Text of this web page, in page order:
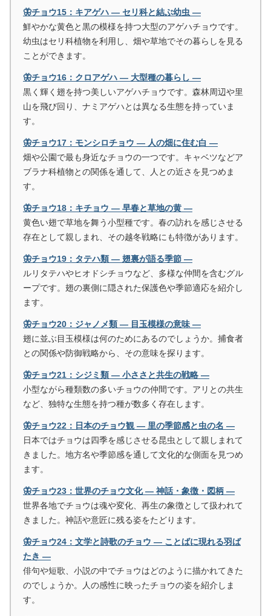
🦋チョウ15：キアゲハ ― セリ科と結ぶ幼虫 ―
鮮やかな黄色と黒の模様を持つ大型のアゲハチョウです。
幼虫はセリ科植物を利用し、畑や草地でその暮らしを見る
ことができます。
🦋チョウ16：クロアゲハ ― 大型種の暮らし ―
黒く輝く翅を持つ美しいアゲハチョウです。森林周辺や里
山を飛び回り、ナミアゲハとは異なる生態を持っていま
す。
🦋チョウ17：モンシロチョウ ― 人の畑に住む白 ―
畑や公園で最も身近なチョウの一つです。キャベツなどア
ブラナ科植物との関係を通して、人との近さを見つめま
す。
🦋チョウ18：キチョウ ― 早春と草地の黄 ―
黄色い翅で草地を舞う小型種です。春の訪れを感じさせる
存在として親しまれ、その越冬戦略にも特徴があります。
🦋チョウ19：タテハ類 ― 翅裏が語る季節 ―
ルリタテハやヒオドシチョウなど、多様な仲間を含むグル
ープです。翅の裏側に隠された保護色や季節適応を紹介し
ます。
🦋チョウ20：ジャノメ類 ― 目玉模様の意味 ―
翅に並ぶ目玉模様は何のためにあるのでしょうか。捕食者
との関係や防御戦略から、その意味を探ります。
🦋チョウ21：シジミ類 ― 小ささと共生の戦略 ―
小型ながら種類数の多いチョウの仲間です。アリとの共生
など、独特な生態を持つ種が数多く存在します。
🦋チョウ22：日本のチョウ観 ― 里の季節感と虫の名 ―
日本ではチョウは四季を感じさせる昆虫として親しまれて
きました。地方名や季節感を通して文化的な側面を見つめ
ます。
🦋チョウ23：世界のチョウ文化 ― 神話・象徴・図柄 ―
世界各地でチョウは魂や変化、再生の象徴として扱われて
きました。神話や意匠に残る姿をたどります。
🦋チョウ24：文学と詩歌のチョウ ― ことばに現れる羽ば
たき ―
俳句や短歌、小説の中でチョウはどのように描かれてきた
のでしょうか。人の感性に映ったチョウの姿を紹介しま
す。